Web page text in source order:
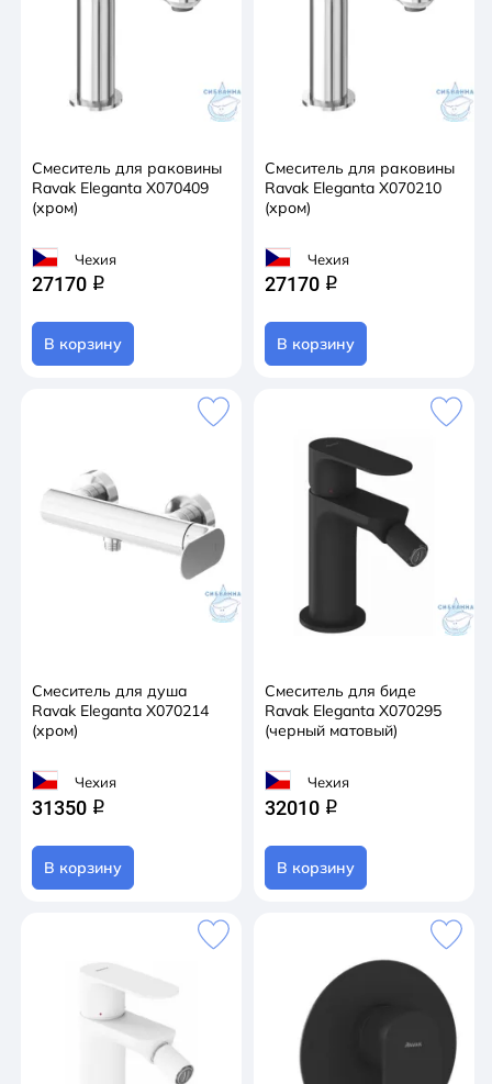
Смеситель для раковины
Ravak Eleganta X070409
(хром)
Чехия
27170 q
В корзину
Смеситель для раковины
Ravak Eleganta X070210
(хром)
Чехия
27170 q
В корзину
Смеситель для душа
Ravak Eleganta X070214
(хром)
Чехия
31350 q
В корзину
Смеситель для биде
Ravak Eleganta X070295
(черный матовый)
Чехия
32010 q
В корзину